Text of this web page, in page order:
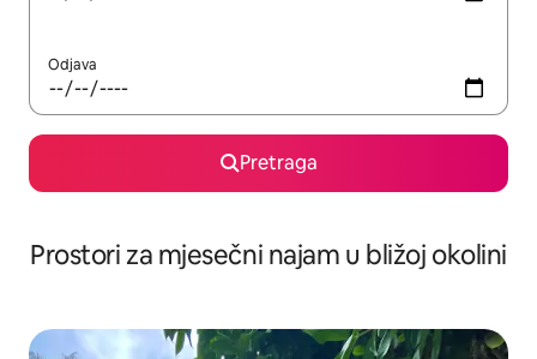
Odjava
Pretraga
Prostori za mjesečni najam u bližoj okolini